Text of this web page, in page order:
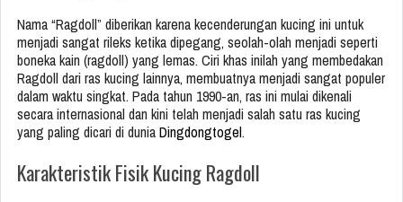
Nama “Ragdoll” diberikan karena kecenderungan kucing ini untuk
menjadi sangat rileks ketika dipegang, seolah-olah menjadi seperti
boneka kain (ragdoll) yang lemas. Ciri khas inilah yang membedakan
Ragdoll dari ras kucing lainnya, membuatnya menjadi sangat populer
dalam waktu singkat. Pada tahun 1990-an, ras ini mulai dikenali
secara internasional dan kini telah menjadi salah satu ras kucing
yang paling dicari di duniaDingdongtogel.
Karakteristik Fisik Kucing Ragdoll